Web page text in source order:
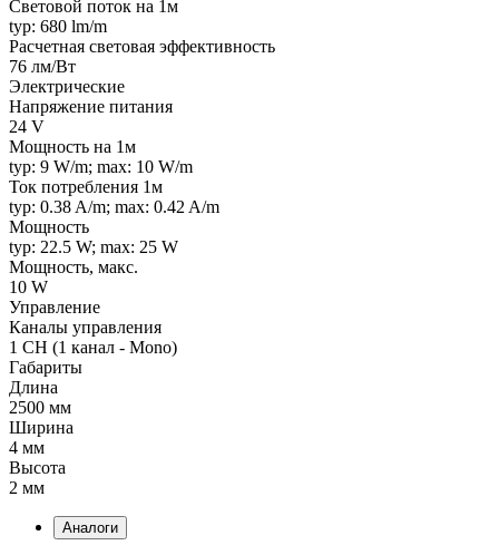
Световой поток на 1м
typ: 680 lm/m
Расчетная световая эффективность
76 лм/Вт
Электрические
Напряжение питания
24 V
Мощность на 1м
typ: 9 W/m; max: 10 W/m
Ток потребления 1м
typ: 0.38 A/m; max: 0.42 A/m
Мощность
typ: 22.5 W; max: 25 W
Мощность, макс.
10 W
Управление
Каналы управления
1 CH (1 канал - Mono)
Габариты
Длина
2500 мм
Ширина
4 мм
Высота
2 мм
Аналоги